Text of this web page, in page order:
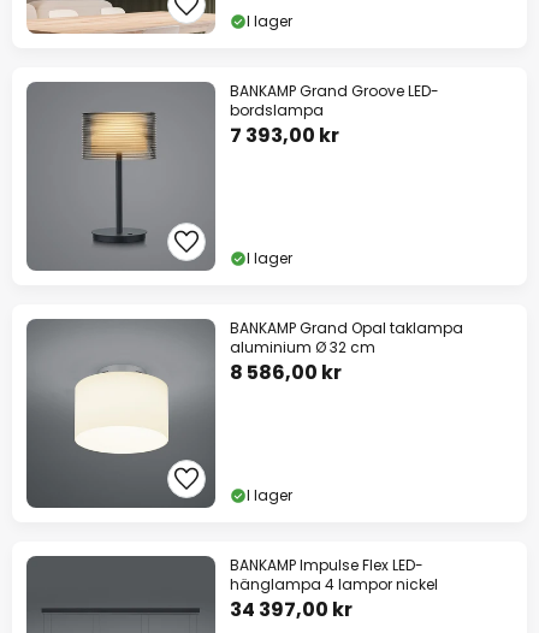
I lager
BANKAMP Grand Groove LED-
bordslampa
7 393,00 kr
I lager
BANKAMP Grand Opal taklampa
aluminium Ø 32 cm
8 586,00 kr
I lager
BANKAMP Impulse Flex LED-
hänglampa 4 lampor nickel
34 397,00 kr